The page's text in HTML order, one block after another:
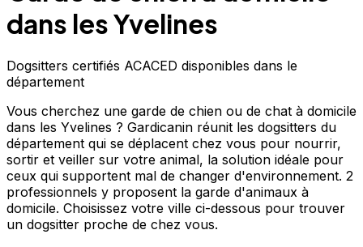
dans les Yvelines
Dogsitters certifiés ACACED disponibles dans le
département
Vous cherchez une garde de chien ou de chat à domicile
dans les Yvelines ? Gardicanin réunit les dogsitters du
département qui se déplacent chez vous pour nourrir,
sortir et veiller sur votre animal, la solution idéale pour
ceux qui supportent mal de changer d'environnement. 2
professionnels y proposent la garde d'animaux à
domicile. Choisissez votre ville ci-dessous pour trouver
un dogsitter proche de chez vous.